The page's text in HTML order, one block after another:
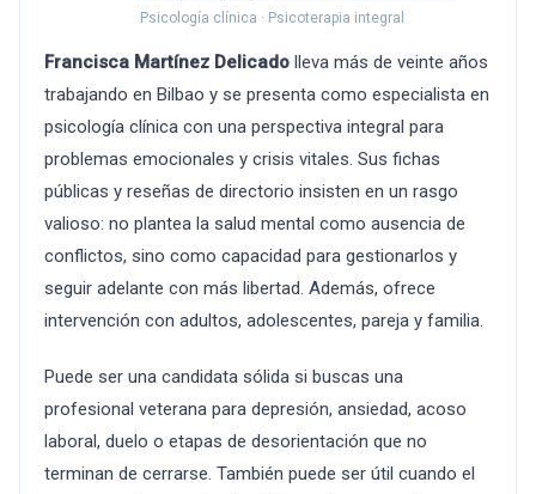
Psicología clínica · Psicoterapia integral
Francisca Martínez Delicado lleva más de veinte años
trabajando en Bilbao y se presenta como especialista en
psicología clínica con una perspectiva integral para
problemas emocionales y crisis vitales. Sus fichas
públicas y reseñas de directorio insisten en un rasgo
valioso: no plantea la salud mental como ausencia de
conflictos, sino como capacidad para gestionarlos y
seguir adelante con más libertad. Además, ofrece
intervención con adultos, adolescentes, pareja y familia.
Puede ser una candidata sólida si buscas una
profesional veterana para depresión, ansiedad, acoso
laboral, duelo o etapas de desorientación que no
terminan de cerrarse. También puede ser útil cuando el